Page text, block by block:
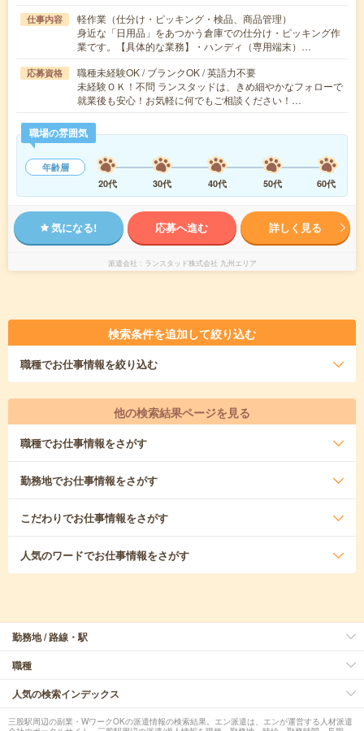
仕事内容
軽作業（仕分け・ピッキング・検品、商品管理）
身近な「日用品」をあつかう倉庫での仕分け・ピッキング作
業です。【具体的な業務】・ハンディ（専用端末）…
応募資格
職種未経験OK / ブランクOK / 英語力不要
未経験ＯＫ！不問 ランスタッドは、きめ細やかなフォローで
就業後も安心！お気軽に何でもご相談ください！…
職場の雰囲気
年齢層
20代
30代 40代 50代 60代
気になる! 応募へ進む 詳しく見る
派遣会社 ランスタッド株式会社 九州エリア
検索条件を追加して絞り込む
職種でお仕事情報を絞り込む
他の検索結果ページを見る
職種でお仕事情報をさがす
勤務地でお仕事情報をさがす
こだわりでお仕事情報をさがす
人気のワードでお仕事情報をさがす
勤務地 / 路線・駅
職種
人気の検索インデックス
三股駅周辺の副業・WワークOKの派遣情報の検索結果。エン派遣は、エンが運営する人材派遣